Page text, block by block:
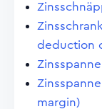
deduction
margin)